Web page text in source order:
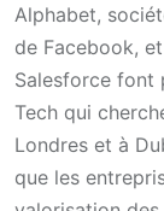
Alphabet,
de Facebook,
Salesforce font
Tech qui
Londres et à
que les